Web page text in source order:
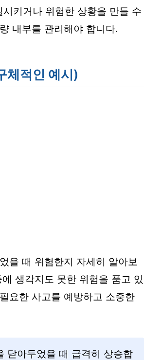
키거나 위험한 상황을 만들 수
내부를 관리해야 합니다.
체적인 예시)
을 때 위험한지 자세히 알아보
생각지도 못한 위험을 품고 있
요한 사고를 예방하고 소중한
닫아두었을 때 급격히 상승합